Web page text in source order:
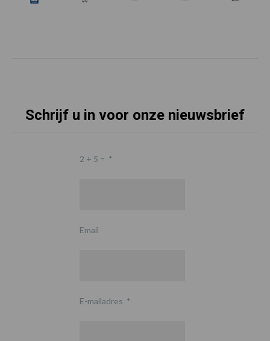
Schrijf u in voor onze nieuwsbrief
2 + 5 = *
Email
E-mailadres *